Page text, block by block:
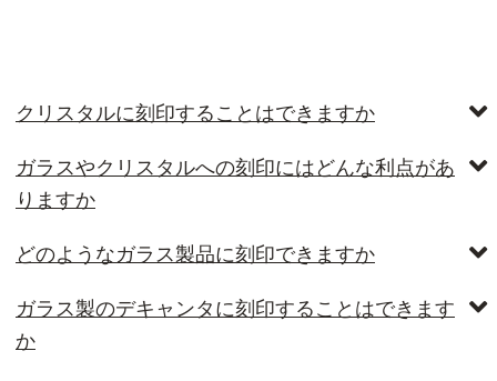
クリスタルに刻印することはできますか
ガラスやクリスタルへの刻印にはどんな利点があ
りますか
どのようなガラス製品に刻印できますか
ガラス製のデキャンタに刻印することはできます
か